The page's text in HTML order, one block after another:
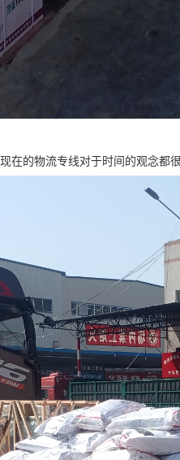
在的物流专线对于时间的观念都